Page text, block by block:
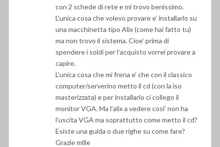
con 2 schede di rete e mi trovo benissimo.
L’unica cosa che volevo provare e’ installarlo su
una macchinetta tipo Alix (come hai fatto tu)
ma non trovo il sistema. Cioe’ prima di
spendere i soldi per l’acquisto vorrei provare a
capire.
L’unica cosa che mi frena e’ che con il classico
computer/serverino metto il cd (con la iso
masterizzata) e per installarlo ci collego il
monitor VGA. Ma l’alix a vedere cosi’ non ha
l’uscita VGA ma soprattutto come metto il cd?
Esiste una guida o due righe su come fare?
Grazie mille